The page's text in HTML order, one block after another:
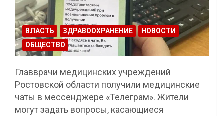
ВЛАСТЬ ЗДРАВООХРАНЕНИЕ
НОВОСТИ
ОБЩЕСТВО
Главврачи медицинских учреждений
Ростовской области получили медицинские
чаты в мессенджере «Телеграм». Жители
могут задать вопросы, касающиеся